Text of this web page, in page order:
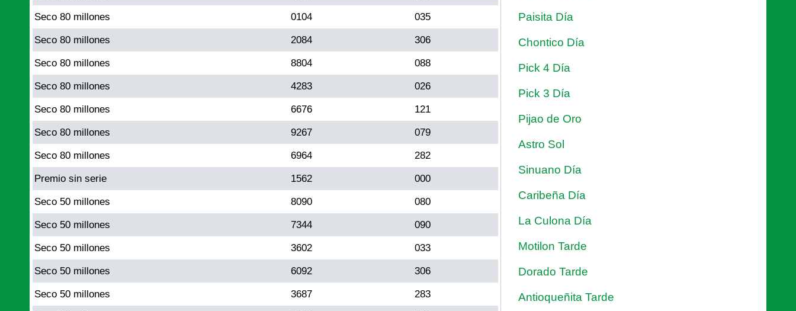
Seco 80 millones 0104 035
Seco 80 millones 2084 306
Seco 80 millones 8804 088
Seco 80 millones 4283 026
Seco 80 millones 6676 121
Seco 80 millones 9267 079
Seco 80 millones 6964 282
Premio sin serie 1562 000
Seco 50 millones 8090 080
Seco 50 millones 7344 090
Seco 50 millones 3602 033
Seco 50 millones 6092 306
Seco 50 millones 3687 283
Paisita Día
Chontico Día
Pick 4 Día
Pick 3 Día
Pijao de Oro
Astro Sol
Sinuano Día
Caribeña Día
La Culona Día
Motilon Tarde
Dorado Tarde
Antioqueñita Tarde